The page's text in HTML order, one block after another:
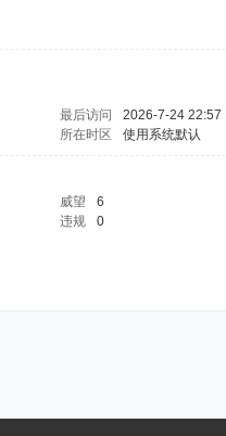
最后访问
2026-7-24 22:57
所在时区 使用系统默认
威望
6
违规
0